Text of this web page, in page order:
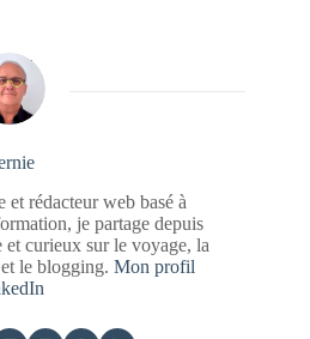
rédacteur web basé à
je partage depuis
curieux sur le voyage, la
le blogging. Mon profil